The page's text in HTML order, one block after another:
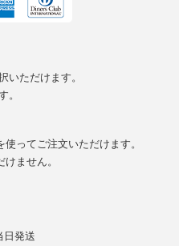
いただけます。
。
ってご注文いただけます。
ません。
日発送